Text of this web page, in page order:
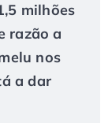
milhões
razão a
nos
a dar